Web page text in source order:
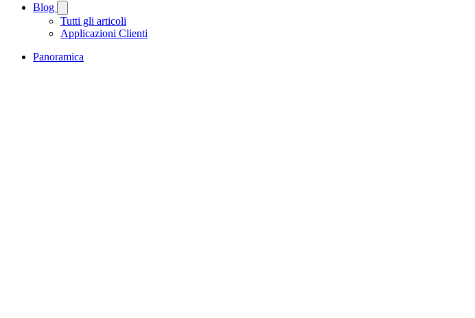
Blog
Tutti gli articoli
Applicazioni Clienti
Panoramica